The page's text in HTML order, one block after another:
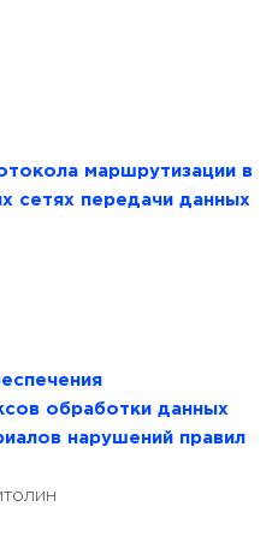
маршрутизации в
сетях передачи данных
обработки данных
нарушений правил